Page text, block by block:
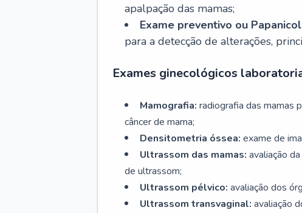
apalpação das mamas;
Exame preventivo ou
para a detecção de alterações,
Exames ginecológicos
Mamografia: radiografia das mamas
câncer de mama;
Densitometria óssea: exame de
Ultrassom das mamas: avaliação
de ultrassom;
Ultrassom pélvico: avaliação dos
Ultrassom transvaginal: avaliação